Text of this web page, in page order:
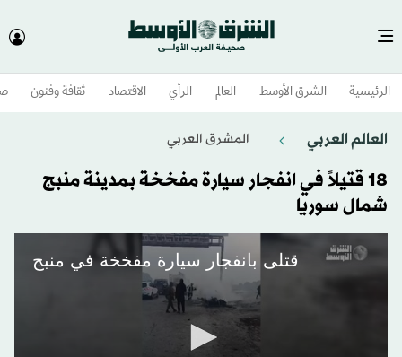
الرئيسية الشرق الأوسط​ العالم الرأي الاقتصاد ثقافة وفنون
العالم العربي المشرق العربي
18 قتيلاً في انفجار سيارة مفخخة بمدينة منبج
شمال سوريا
قتلى بانفجار سيارة مفخخة في منبج